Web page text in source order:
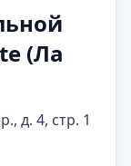
(Ла
д. 4, стр. 1